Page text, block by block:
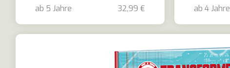
Hurra! Jetzt bin ich Schulkind! + 4 personalisierte Briefe
ab 5 Jahre
32,99 €
ab 4 Jahre